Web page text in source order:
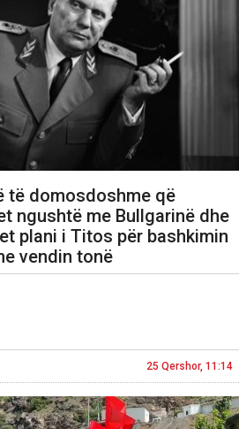
të domosdoshme që
ngushtë me Bullgarinë dhe
plani i Titos për bashkimin
vendin tonë
25 Qershor, 11:14